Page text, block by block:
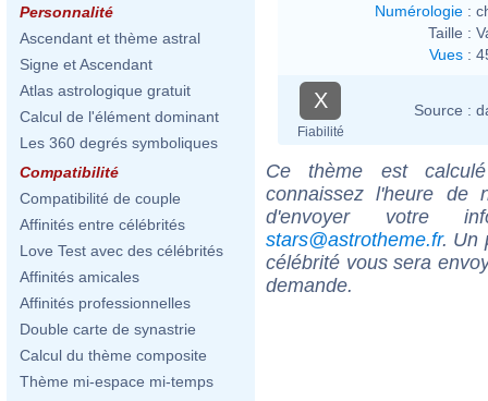
Personnalité
Ascendant et thème astral
Signe et Ascendant
Atlas astrologique gratuit
Calcul de l'élément dominant
Les 360 degrés symboliques
Compatibilité
Compatibilité de couple
Affinités entre célébrités
Love Test avec des célébrités
Affinités amicales
Affinités professionnelles
Double carte de synastrie
Calcul du thème composite
Thème mi-espace mi-temps
Numérologie :
Taille :
Vues :
X
Fiabilité
Source :
Ce thème est
connaissez l'heure de
d'envoyer votre
stars@astrotheme.fr. Un
célébrité vous sera
demande.